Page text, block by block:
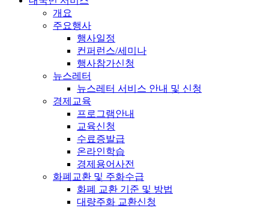
개요
주요행사
행사일정
컨퍼런스/세미나
행사참가신청
뉴스레터
뉴스레터 서비스 안내 및 신청
경제교육
프로그램안내
교육신청
수료증발급
온라인학습
경제용어사전
화폐교환 및 주화수급
화폐 교환 기준 및 방법
대량주화 교환신청